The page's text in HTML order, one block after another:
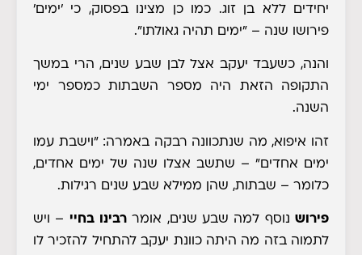
יחידים ללא בן זוג. כמו כן מצינו בפסוק, כי 'ימים'
פירושו שנה – "ימים תהיה גאולתו".
והנה, כשעבד יעקב אצל לבן שבע שנים, הרי במשך
התקופה הזאת היה מספר השבתות כמספר ימי
השנה.
זהו איפוא, מה שנתכוונה רבקה באמרה: "וישבת עמו
ימים אחדים" – שתשב אצלו שנה של ימים אחדים,
כלומר – שבתות, שהן ממילא שבע שנים רגילות.
פירוש נוסף למה שבע שנים, אומר רבינו בחיי – ויש
לתמוה בזה מה היתה כוונת יעקב להתחיל להזכיר לו